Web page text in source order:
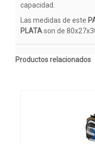
capacidad.
Las medidas de este
PLATAson de
Productos relacionados